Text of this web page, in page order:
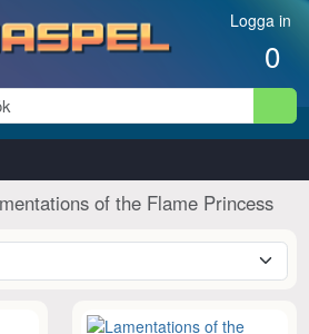
Logga in
0
of the Flame Princess